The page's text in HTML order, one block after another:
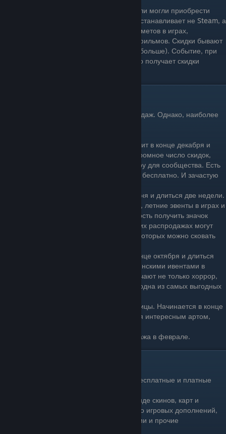
Скидки нужны для того, чтобы пользователи могли приобрести
игры с экономией денег. Скидки на игры устанавливает не Steam, а
издатели игры. Тоже самое касается предметов в играх,
внутриигровой валюты, программ, DLC и фильмов. Скидки бывают
разными - от 1 % до 90% ( А иногда даже больше). Событие, при
котором большое число игр одновременно получает скидки
В Steam проходит огромное число распродаж. Однако, наиболее
Праздничная зимняя распродажа. Проходит в конце декабря и
длиться две недели.Совмещает в себе огромное число скидок,
рождественские эвенты в играх и мета-игру для сообщества. Есть
возможность получить значок распродажи бесплатно. И зачастую
Летняя распродажа. Проходит в конце июня и длиться две недели.
Совмещает в себе огромное число скидок, летние эвенты в играх и
мета-игру для сообщества. Есть возможность получить значок
распродажи бесплатно. На летних и зимних распродажах могут
также выпадать карточки распродажи, из которых можно сковать
Хэллоуинская распродажа. Проходит в конце октября и длиться
несколько дней. Сопровождаются хэллоуинскими ивентами в
играх. Вопреки заблуждению, скидки получают не только хоррор,
но и любые другие игры. На мой взгляд - одна из самых выгодных
Осенняя распродажа в честь черной пятницы. Начинается в конце
ноября. Длиться одну неделю. Отличается интересным артом,
“Лунный новый год” - недельная распродажа в феврале.
Игры - полностью бесплатные, условно-бесплатные и платные
DLC - различные дополнения к играм, в виде скинов, карт и
отдельных сюжетных дополнений. Помимо игровых дополнений,
это могут быть артбуки, фильмы о создании и прочие